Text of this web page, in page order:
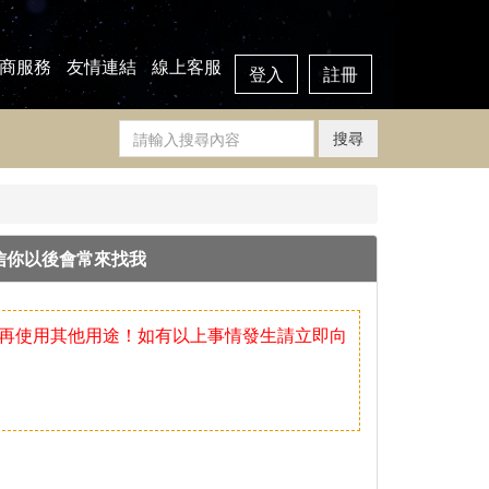
服務 友情連結 線上客服 登入 註冊
搜尋
以後會常來找我
使用其他用途！如有以上事情發生請立即向